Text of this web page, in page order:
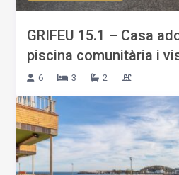
GRIFEU 15.1 – Casa
piscina comunitària i
6 3 2